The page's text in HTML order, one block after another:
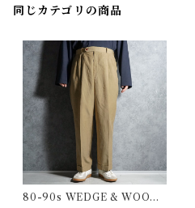
同じカテゴリの商品
80-90s WEDGE & WOOD